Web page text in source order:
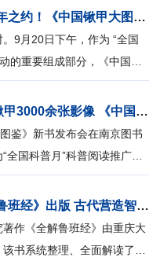
赴一场探索昆虫的十年之约！《中国锹甲大图鉴》新书发布会圆满举办
9月20日下午，作为 “全国
的重要组成部分，《中国锹
南京图书...
人民网：汇集369种锹甲3000余张影像 《中国锹甲大图鉴》新书发布
鉴》新书发布会在南京图书
国科普月”科普阅读推广活
布会吸引...
人民网：新书《全解鲁班经》出版 古代营造智慧可视化复活
作《全解鲁班经》由重庆大
书系统整理、全面解读了中